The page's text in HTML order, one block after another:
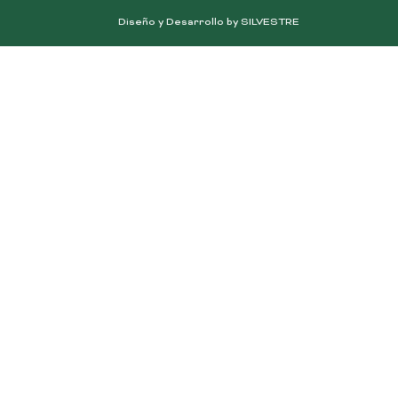
Diseño y Desarrollo by SILVESTRE